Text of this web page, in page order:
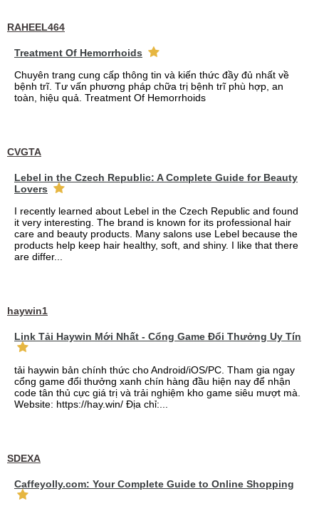
RAHEEL464
Treatment Of Hemorrhoids
Chuyên trang cung cấp thông tin và kiến thức đầy đủ nhất về
bệnh trĩ. Tư vấn phương pháp chữa trị bệnh trĩ phù hợp, an
toàn, hiệu quả. Treatment Of Hemorrhoids
CVGTA
Lebel in the Czech Republic: A Complete Guide for Beauty
Lovers
I recently learned about Lebel in the Czech Republic and found
it very interesting. The brand is known for its professional hair
care and beauty products. Many salons use Lebel because the
products help keep hair healthy, soft, and shiny. I like that there
are differ...
haywin1
Link Tải Haywin Mới Nhất - Cổng Game Đổi Thưởng Uy Tín
tải haywin bản chính thức cho Android/iOS/PC. Tham gia ngay
cổng game đổi thưởng xanh chín hàng đầu hiện nay để nhận
code tân thủ cực giá trị và trải nghiệm kho game siêu mượt mà.
Website: https://hay.win/ Địa chỉ:...
SDEXA
Caffeyolly.com: Your Complete Guide to Online Shopping